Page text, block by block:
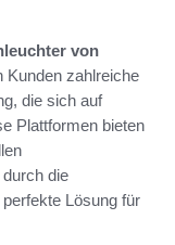
von
Kunden zahlreiche
die sich auf
Plattformen bieten
die
Lösung für